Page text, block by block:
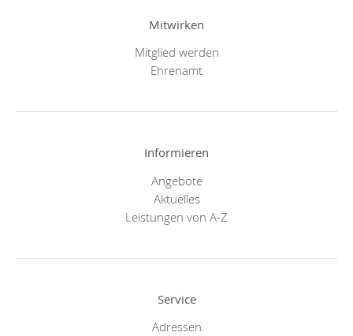
Mitwirken
Mitglied werden
Ehrenamt
Informieren
Angebote
Aktuelles
Leistungen von A-Z
Service
Adressen